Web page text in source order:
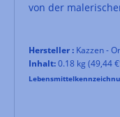
von der
Hersteller : Kazzen -
Inhalt:0.18 kg (49,44